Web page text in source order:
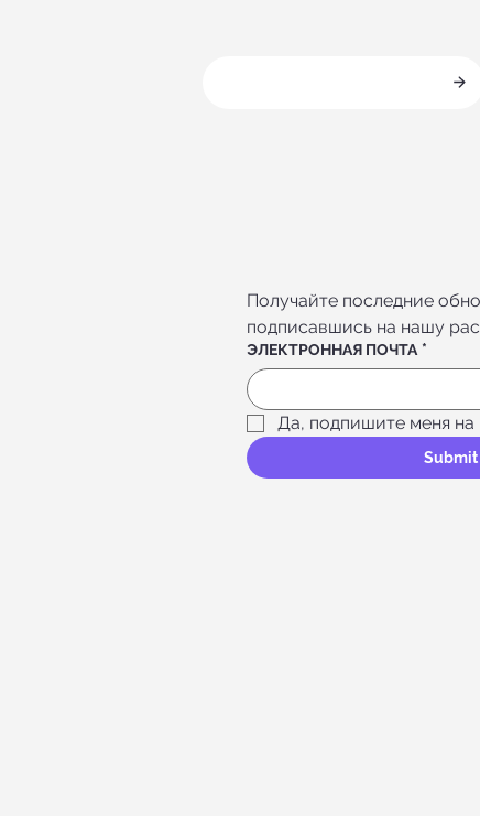
Получайте последние
подписавшись на нашу
ЭЛЕКТРОННАЯ ПОЧТА *
Да, подпишите меня на
Submit